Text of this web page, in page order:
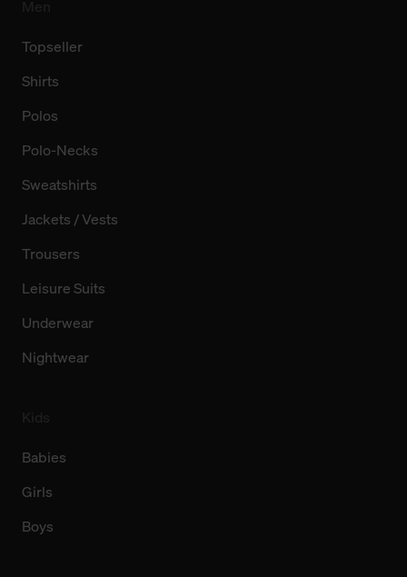
Topseller
Shirts
Polos
Polo-Necks
Sweatshirts
Jackets / Vests
Trousers
Leisure Suits
Underwear
Nightwear
Babies
Girls
Boys